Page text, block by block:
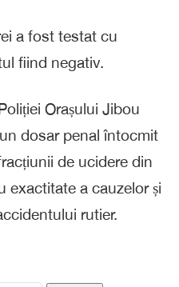
a fost testat cu
fiind negativ.
Orașului Jibou
dosar penal întocmit
de ucidere din
exactitate a cauzelor și
rutier.